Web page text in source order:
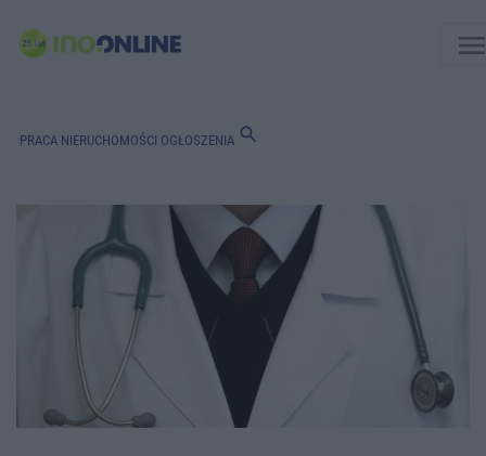
PRACA NIERUCHOMOŚCI OGŁOSZENIA search